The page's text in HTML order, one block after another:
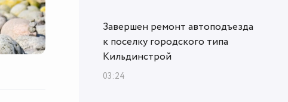
Завершен ремонт автоподъезда
к поселку городского типа
Кильдинстрой
03:24